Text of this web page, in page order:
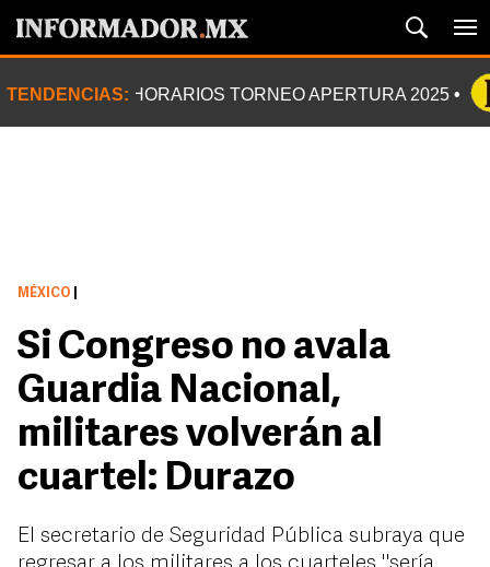
TENDENCIAS: HORARIOS TORNEO APERTURA 2025
MÉXICO
Si Congreso no avala
Guardia Nacional,
militares volverán al
cuartel: Durazo
El secretario de Seguridad Pública subraya que